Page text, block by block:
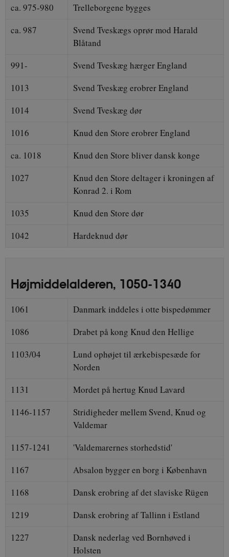
ca. 975-980
Trelleborgene bygges
ca. 987
Svend Tveskægs oprør mod Harald
Blåtand
991-
Svend Tveskæg hærger England
1013
Svend Tveskæg erobrer England
1014
Svend Tveskæg dør
1016
Knud den Store erobrer England
ca. 1018
Knud den Store bliver dansk konge
1027
Knud den Store deltager i kroningen af
Konrad 2. i Rom
1035
Knud den Store dør
1042
Hardeknud dør
Højmiddelalderen, 1050-1340
1061
Danmark inddeles i otte bispedømmer
1086
Drabet på kong Knud den Hellige
1103/04
Lund ophøjet til ærkebispesæde for
Norden
1131
Mordet på hertug Knud Lavard
1146-1157
Stridigheder mellem Svend, Knud og
Valdemar
1157-1241
'Valdemarernes storhedstid'
1167
Absalon bygger en borg i København
1168
Dansk erobring af det slaviske Rügen
1219
Dansk erobring af Tallinn i Estland
1227
Dansk nederlag ved Bornhøved i
Holsten